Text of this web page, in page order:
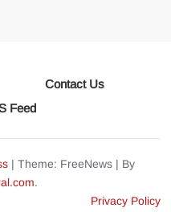
Contact Us
Feed
| Theme: FreeNews | By
.
Privacy Policy